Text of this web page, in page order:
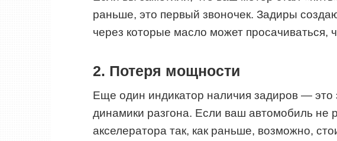
раньше, это первый звоночек. Задиры
через которые масло может просачиваться,
2. Потеря мощности
Еще один индикатор наличия задиров — это
динамики разгона. Если ваш автомобиль не
акселератора так, как раньше, возможно,